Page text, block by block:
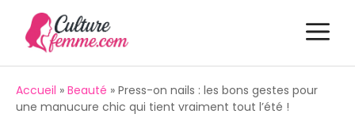
contenu
Accueil » Beauté » Press-on nails : les bons gestes pour
une manucure chic qui tient vraiment tout l’été !